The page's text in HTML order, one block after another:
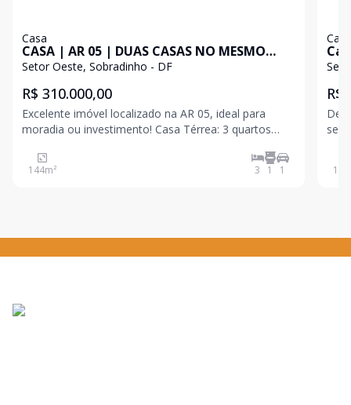
Casa
CASA | AR 05 | DUAS CASAS NO MESMO
LOTE | ESCRITURADA | ACEITA PERMUTA |
Setor Oeste, Sobradinho - DF
R$ 310.000,00
Excelente imóvel localizado na AR 05, ideal para
moradia ou investimento! Casa Térrea: 3 quartos
serviço Garagem Acabamento em porcelanato 1º
144m² 3 1 1
Casa
R$
Detalhes
sendo 1
140